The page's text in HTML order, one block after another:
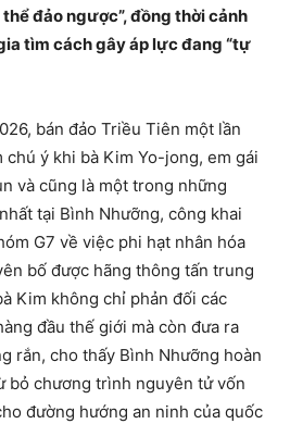
đảo ngược”, đồng thời cảnh
tìm cách gây áp lực đang “tự
bán đảo Triều Tiên một lần
ý khi bà Kim Yo-jong, em gái
và cũng là một trong những
tại Bình Nhưỡng, công khai
G7 về việc phi hạt nhân hóa
bố được hãng thông tấn trung
Kim không chỉ phản đối các
đầu thế giới mà còn đưa ra
rắn, cho thấy Bình Nhưỡng hoàn
bỏ chương trình nguyên tử vốn
đường hướng an ninh của quốc